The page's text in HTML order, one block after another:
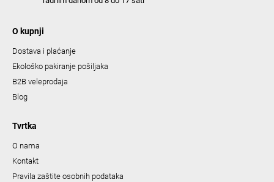
O kupnji
Dostava i plaćanje
Ekološko pakiranje pošiljaka
B2B veleprodaja
Blog
Tvrtka
O nama
Kontakt
Pravila zaštite osobnih podataka